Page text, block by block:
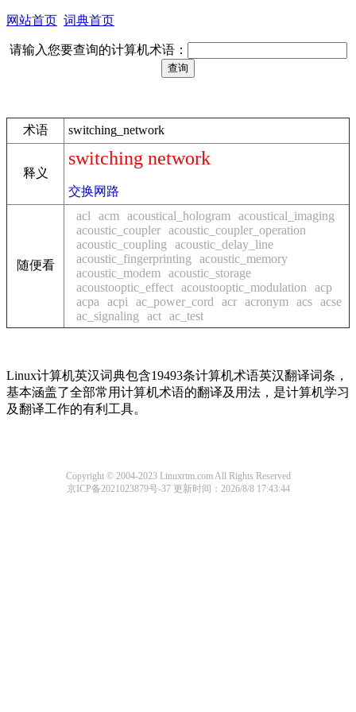
网站首页 词典首页
请输入您要查询的计算机术语：
术语 switching_network
释义
switching network
交换网路
随便看
acl acm acoustical_hologram
acoustical_imaging
acoustic_coupler acoustic_coupler_operation
acoustic_coupling
acoustic_delay_line
acoustic_fingerprinting
acoustic_memory
acoustic_modem
acoustic_storage
acoustooptic_effect acoustooptic_modulation
acp
acpa
acpi ac_power_cord acr acronym acs acse
ac_signaling
act ac_test
Linux计算机英汉词典包含19493条计算机术语英汉翻译词条，
基本涵盖了全部常用计算机术语的翻译及用法，是计算机学习
及翻译工作的有利工具。
Copyright © 2004-2023 Linuxrtm.com All Rights Reserved
京ICP备2021023879号-37更新时间：2026/8/8 17:43:44